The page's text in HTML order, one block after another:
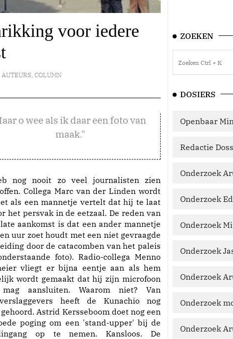
voor iedere
AUTEURS,COLUMN
o wee als ik daar een foto van
maak."
nog nooit zo veel journalisten zien
Collega Marc van der Linden wordt
als een mannetje vertelt dat hij te laat
het persvak in de eetzaal. De reden van
aankomst is dat een ander mannetje
uur zoet houdt met een niet gevraagde
door de catacomben van het paleis
foto). Radio-collega Menno
vliegt er bijna eentje aan als hem
wordt gemaakt dat hij zijn microfoon
aansluiten. Waarom niet? Van
heeft de Kunachio nog
Astrid Kersseboom doet nog een
poging om een 'stand-upper' bij de
op te nemen. Kansloos. De
ZOEKEN
DOSIERS
Openbaar
Redactie
Onderzoek
Onderzoek
Onderzoek
Onderzoek
Onderzoek
Onderzoek
Onderzoek